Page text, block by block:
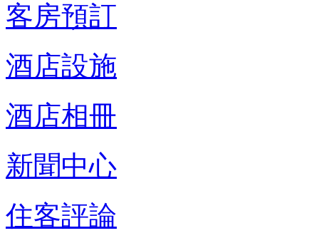
客房預訂
酒店設施
酒店相冊
新聞中心
住客評論